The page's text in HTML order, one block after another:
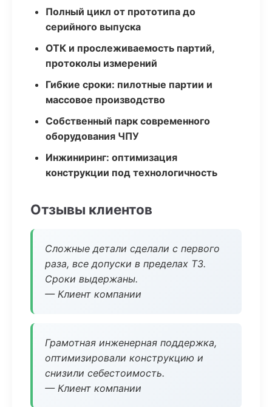
Полный цикл от прототипа до
серийного выпуска
ОТК и прослеживаемость партий,
протоколы измерений
Гибкие сроки: пилотные партии и
массовое производство
Собственный парк современного
оборудования ЧПУ
Инжиниринг: оптимизация
конструкции под технологичность
Отзывы клиентов
Сложные детали сделали с первого
раза, все допуски в пределах ТЗ.
Сроки выдержаны.
— Клиент компании
Грамотная инженерная поддержка,
оптимизировали конструкцию и
снизили себестоимость.
— Клиент компании